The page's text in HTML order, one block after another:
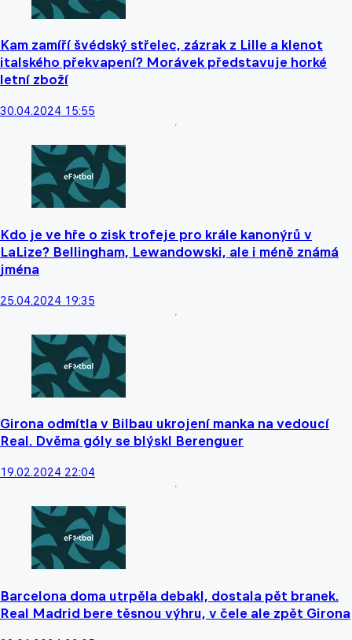
Kam zamíří švédský střelec, zázrak z Lille a klenot
italského překvapení? Morávek představuje horké
letní zboží
30.04.2024 15:55
Kdo je ve hře o zisk trofeje pro krále kanonýrů v
LaLize? Bellingham, Lewandowski, ale i méně známá
jména
25.04.2024 19:35
Girona odmítla v Bilbau ukrojení manka na vedoucí
Real. Dvěma góly se blýskl Berenguer
19.02.2024 22:04
Barcelona doma utrpěla debakl, dostala pět branek.
Real Madrid bere těsnou výhru, v čele ale zpět Girona